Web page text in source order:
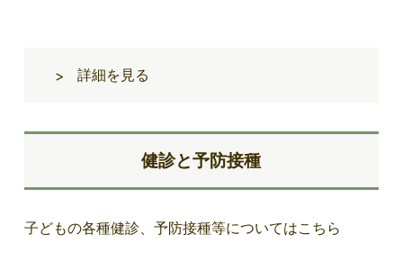
> 詳細を見る
健診と予防接種
子どもの各種健診、予防接種等についてはこちら